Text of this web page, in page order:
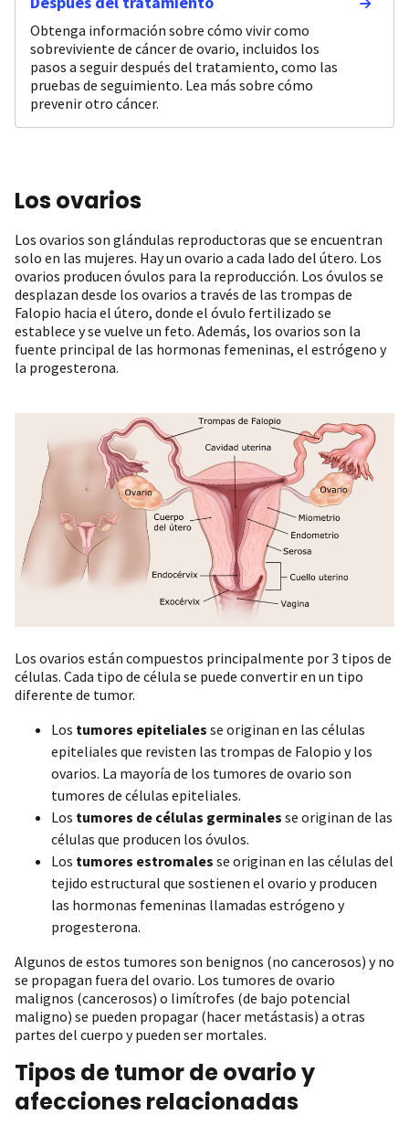
Obtenga información sobre cómo vivir como
sobreviviente de cáncer de ovario, incluidos los
pasos a seguir después del tratamiento, como las
pruebas de seguimiento. Lea más sobre cómo
prevenir otro cáncer.
Los ovarios
Los ovarios son glándulas reproductoras que se encuentran
solo en las mujeres. Hay un ovario a cada lado del útero. Los
ovarios producen óvulos para la reproducción. Los óvulos se
desplazan desde los ovarios a través de las trompas de
Falopio hacia el útero, donde el óvulo fertilizado se
establece y se vuelve un feto. Además, los ovarios son la
fuente principal de las hormonas femeninas, el estrógeno y
la progesterona.
Los ovarios están compuestos principalmente por 3 tipos de
células. Cada tipo de célula se puede convertir en un tipo
diferente de tumor.
Los tumores epiteliales se originan en las células
epiteliales que revisten las trompas de Falopio y los
ovarios. La mayoría de los tumores de ovario son
tumores de células epiteliales.
Los tumores de células germinales se originan de las
células que producen los óvulos.
Los tumores estromales se originan en las células del
tejido estructural que sostienen el ovario y producen
las hormonas femeninas llamadas estrógeno y
progesterona.
Algunos de estos tumores son benignos (no cancerosos) y no
se propagan fuera del ovario. Los tumores de ovario
malignos (cancerosos) o limítrofes (de bajo potencial
maligno) se pueden propagar (hacer metástasis) a otras
partes del cuerpo y pueden ser mortales.
Tipos de tumor de ovario y
afecciones relacionadas